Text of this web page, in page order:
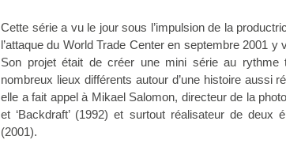
Cette série a vu le jour sous l’impulsion de la
l’attaque du World Trade Center en septembre 2001 y
Son projet était de créer une mini série au rythme
nombreux lieux différents autour d’une histoire aussi
elle a fait appel à Mikael Salomon, directeur de la
et ‘Backdraft’ (1992) et surtout réalisateur de deux
(2001).